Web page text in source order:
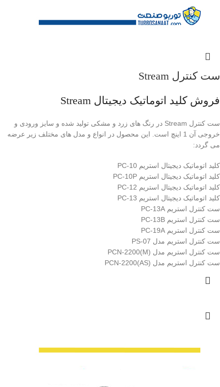
ست کنترل Stream
فروش کلید اتوماتیک دیجیتال Stream
ست کنترل Stream در رنگ های زرد و مشکی تولید شده و سایز ورودی و
خروجی آن 1 اینچ است. این محصول در انواع و مدل های مختلف زیر عرضه
می گردد:
کلید اتوماتیک دیجیتال استریم PC-10
کلید اتوماتیک دیجیتال استریم PC-10P
کلید اتوماتیک دیجیتال استریم PC-12
کلید اتوماتیک دیجیتال استریم PC-13
ست کنترل استریم PC-13A
ست کنترل استریم PC-13B
ست کنترل استریم PC-19A
ست کنترل استریم مدل PS-07
ست کنترل استریم مدل PCN-2200(M)
ست کنترل استریم مدل PCN-2200(AS)